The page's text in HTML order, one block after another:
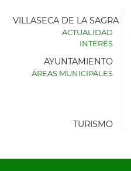
AYUNTAMIENTO
VILLASECA DE LA SAGRA
ACTUALIDAD
INTERÉS
AYUNTAMIENTO
ÁREAS MUNICIPALES
TURISMO